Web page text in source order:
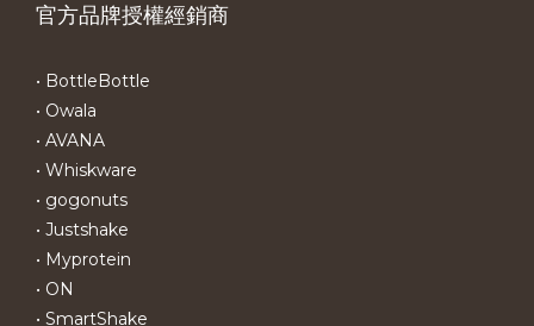
官方品牌授權經銷商
• BottleBottle
• Owala
• AVANA
• Whiskware
• gogonuts
• Justshake
• Myprotein
• ON
• SmartShake